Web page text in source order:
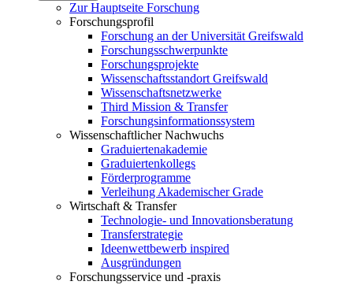
Zur Hauptseite Forschung
Forschungsprofil
Forschung an der Universität Greifswald
Forschungsschwerpunkte
Forschungsprojekte
Wissenschaftsstandort Greifswald
Wissenschaftsnetzwerke
Third Mission & Transfer
Forschungsinformationssystem
Wissenschaftlicher Nachwuchs
Graduiertenakademie
Graduiertenkollegs
Förderprogramme
Verleihung Akademischer Grade
Wirtschaft & Transfer
Technologie- und Innovationsberatung
Transferstrategie
Ideenwettbewerb inspired
Ausgründungen
Forschungsservice und -praxis